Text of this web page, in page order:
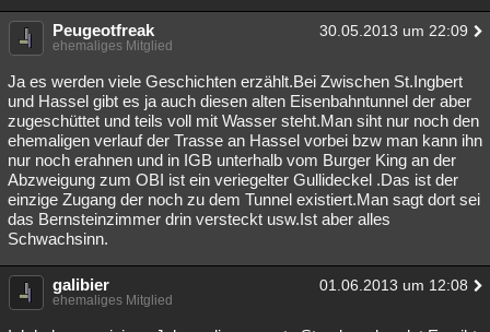
Peugeotfreak 30.05.2013 um 22:09
ehemaliges Mitglied
Ja es werden viele Geschichten erzählt.Bei Zwischen St.Ingbert
und Hassel gibt es ja auch diesen alten Eisenbahntunnel der aber
zugeschüttet und teils voll mit Wasser steht.Man siht nur noch den
ehemaligen verlauf der Trasse an Hassel vorbei bzw man kann ihn
nur noch erahnen und in IGB unterhalb vom Burger King an der
Abzweigung zum OBI ist ein veriegelter Gullideckel .Das ist der
einzige Zugang der noch zu dem Tunnel existiert.Man sagt dort sei
das Bernsteinzimmer drin versteckt usw.Ist aber alles
Schwachsinn.
galibier 01.06.2013 um 12:08
ehemaliges Mitglied